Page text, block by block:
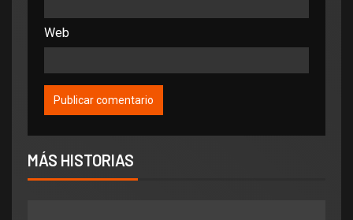
Web
MÁS HISTORIAS